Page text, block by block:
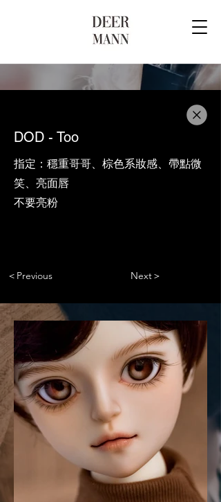
DOD - Too
指定：穩重哥哥、棕色系妝感、帶點微
笑、亮面唇
不要亮粉
＜Previous Next＞